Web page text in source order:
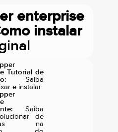
enterprise
instalar
Tutorial de
Saiba
e instalar
Saiba
de
na